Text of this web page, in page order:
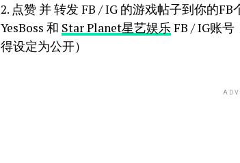
2. 点赞 并 转发 FB / IG 的游戏帖子到你的
YesBoss 和 Star Planet星艺娱乐FB / IG账号
得设定为公开）